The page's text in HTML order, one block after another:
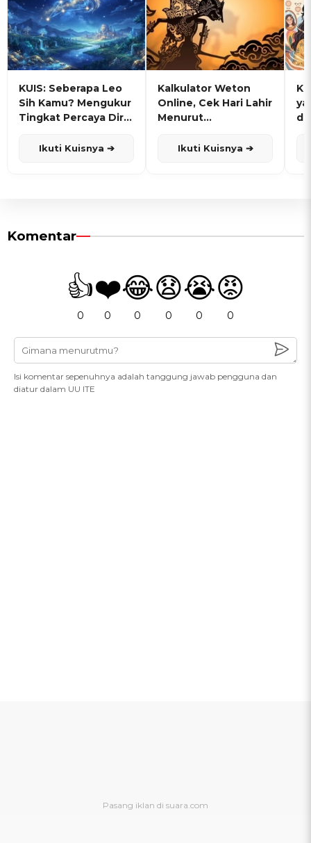
KUIS: Seberapa Leo
Sih Kamu? Mengukur
Tingkat Percaya Diri
Ikuti Kuisnya ➔
Kalkulator Weton
Online, Cek Hari Lahir
Menurut
Ikuti Kuisnya ➔
Komentar
👍
0
❤️
0
😂
0
😧
0
😭
0
😡
0
Isi komentar sepenuhnya adalah tanggung jawab pengguna dan
diatur dalam UU ITE